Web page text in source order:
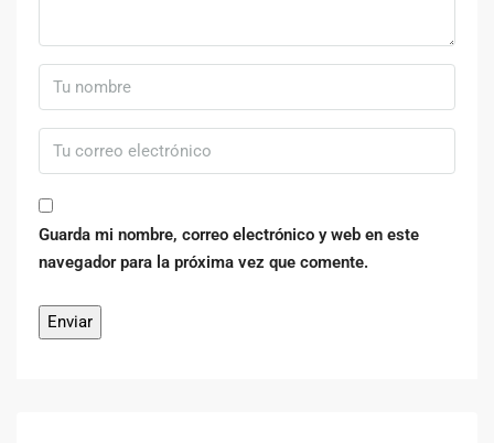
Guarda mi nombre, correo electrónico y web en este
navegador para la próxima vez que comente.